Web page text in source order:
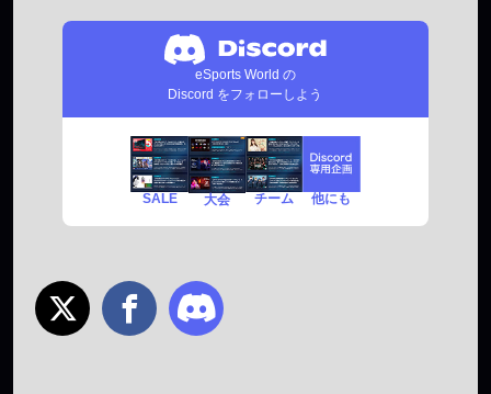
eSports World の
Discord をフォローしよう
SALE 大会 チーム 他にも